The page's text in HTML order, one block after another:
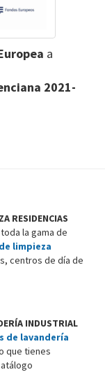
a
2021-
RESIDENCIAS
la gama de
limpieza
centros de día de
INDUSTRIAL
de lavandería
que tienes